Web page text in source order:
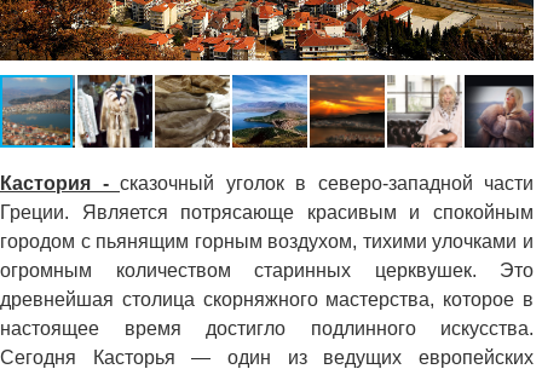
Кастория - сказочный уголок в северо-западной части
Греции. Является потрясающе красивым и спокойным
городом с пьянящим горным воздухом, тихими улочками и
огромным количеством старинных церквушек. Это
древнейшая столица скорняжного мастерства, которое в
настоящее время достигло подлинного искусства.
Сегодня Касторья — один из ведущих европейских